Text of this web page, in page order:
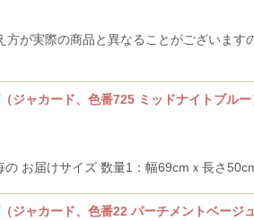
方が実際の商品と異なることがございま
ジャカード、色番725 ミッドナイトブルー
お届けサイズ 数量1：幅69cmｘ長さ
ジャカード、色番22 パーチメントベージュ